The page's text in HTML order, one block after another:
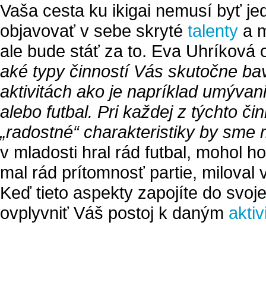
Vaša cesta ku ikigai nemusí byť
objavovať v sebe skryté talenty a
ale bude stáť za to. Eva Uhríková
aké typy činností Vás skutočne
aktivitách ako je napríklad
alebo futbal. Pri každej z týchto
„radostné“ charakteristiky by sme
v mladosti hral rád futbal, mohol
mal rád prítomnosť partie, miloval
Keď tieto aspekty zapojíte do
ovplyvniť Váš postoj k daným